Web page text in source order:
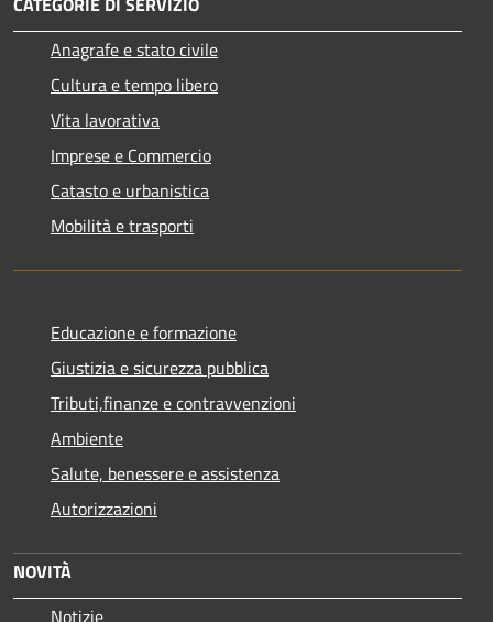
Anagrafe e stato civile
Cultura e tempo libero
Vita lavorativa
Imprese e Commercio
Catasto e urbanistica
Mobilità e trasporti
Educazione e formazione
Giustizia e sicurezza pubblica
Tributi,finanze e contravvenzioni
Ambiente
Salute, benessere e assistenza
Autorizzazioni
NOVITÀ
Notizie